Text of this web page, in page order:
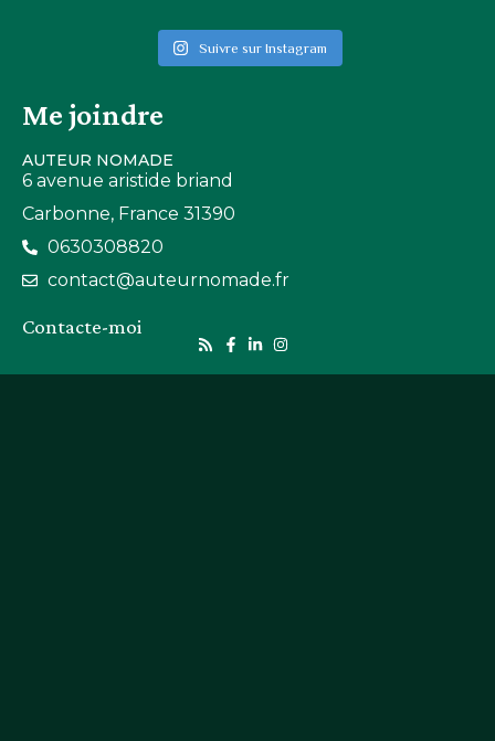
Suivre sur Instagram
Me joindre
AUTEUR NOMADE
6 avenue aristide briand
Carbonne, France 31390
0630308820
contact@auteurnomade.fr
Contacte-moi